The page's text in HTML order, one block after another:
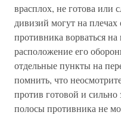
врасплох, не готова или
дивизий могут на
противника ворваться
расположение его
отдельные пункты на
помнить, что
против готовой и сильно
полосы противника не